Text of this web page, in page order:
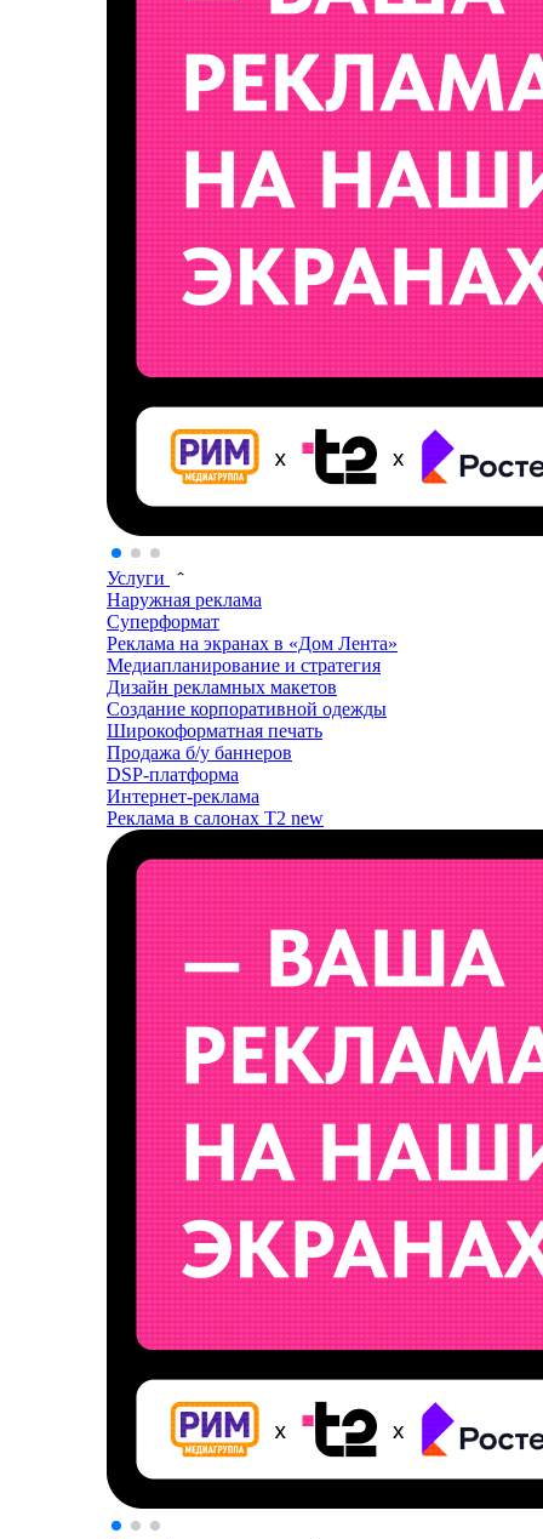
Услуги
Наружная реклама
Суперформат
Реклама на экранах в «Дом Лента»
Медиапланирование и стратегия
Дизайн рекламных макетов
Создание корпоративной одежды
Широкоформатная печать
Продажа б/у баннеров
DSP-платформа
Интернет-реклама
Реклама в салонах T2 new